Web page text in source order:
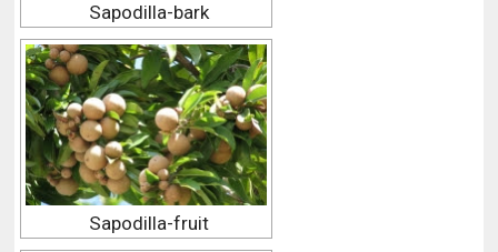
Sapodilla-bark
Sapodilla-fruit